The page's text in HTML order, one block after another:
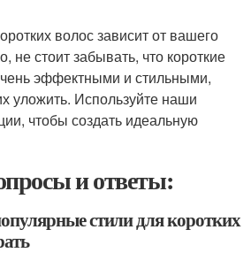
волос зависит от вашего
не стоит забывать, что короткие
эффектными и стильными,
уложить. Используйте наши
чтобы создать идеальную
и ответы:
стили для коротких